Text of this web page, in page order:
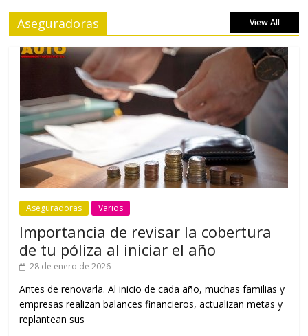
Aseguradoras View All
Aseguradoras Varios
Importancia de revisar la cobertura
de tu póliza al iniciar el año
28 de enero de 2026
Antes de renovarla. Al inicio de cada año, muchas familias y
empresas realizan balances financieros, actualizan metas y
replantean sus